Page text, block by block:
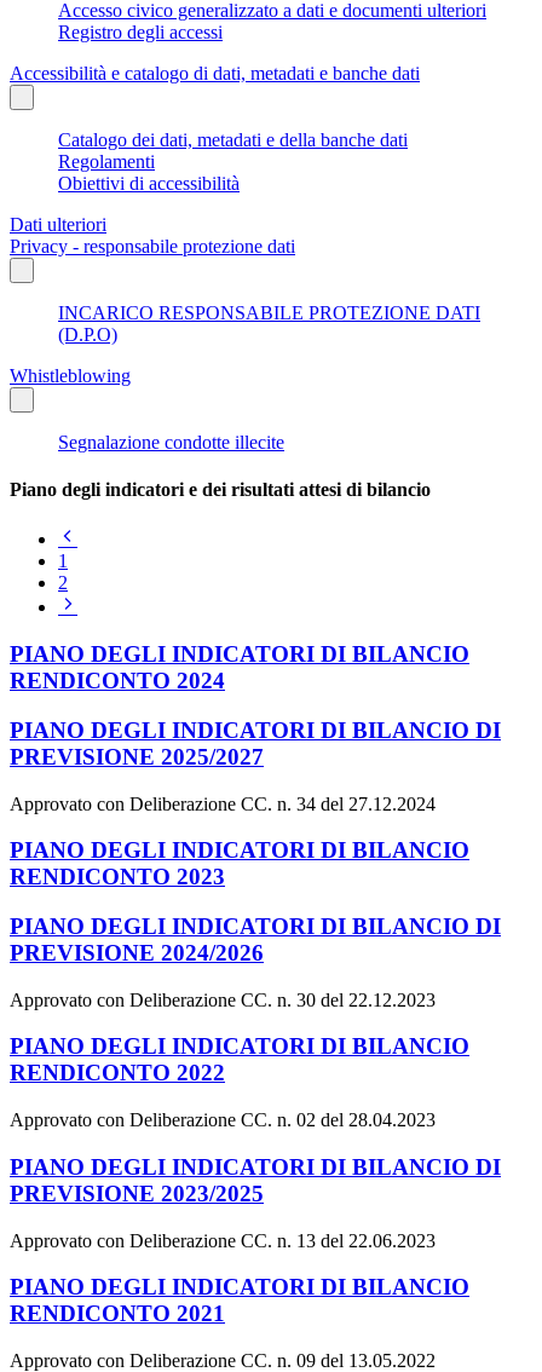
Accesso civico generalizzato a dati e documenti ulteriori
Registro degli accessi
Accessibilità e catalogo di dati, metadati e banche dati
Catalogo dei dati, metadati e della banche dati
Regolamenti
Obiettivi di accessibilità
Dati ulteriori
Privacy - responsabile protezione dati
INCARICO RESPONSABILE PROTEZIONE DATI
(D.P.O)
Whistleblowing
Segnalazione condotte illecite
Piano degli indicatori e dei risultati attesi di bilancio
1
2
PIANO DEGLI INDICATORI DI BILANCIO
RENDICONTO 2024
PIANO DEGLI INDICATORI DI BILANCIO DI
PREVISIONE 2025/2027
Approvato con Deliberazione CC. n. 34 del 27.12.2024
PIANO DEGLI INDICATORI DI BILANCIO
RENDICONTO 2023
PIANO DEGLI INDICATORI DI BILANCIO DI
PREVISIONE 2024/2026
Approvato con Deliberazione CC. n. 30 del 22.12.2023
PIANO DEGLI INDICATORI DI BILANCIO
RENDICONTO 2022
Approvato con Deliberazione CC. n. 02 del 28.04.2023
PIANO DEGLI INDICATORI DI BILANCIO DI
PREVISIONE 2023/2025
Approvato con Deliberazione CC. n. 13 del 22.06.2023
PIANO DEGLI INDICATORI DI BILANCIO
RENDICONTO 2021
Approvato con Deliberazione CC. n. 09 del 13.05.2022